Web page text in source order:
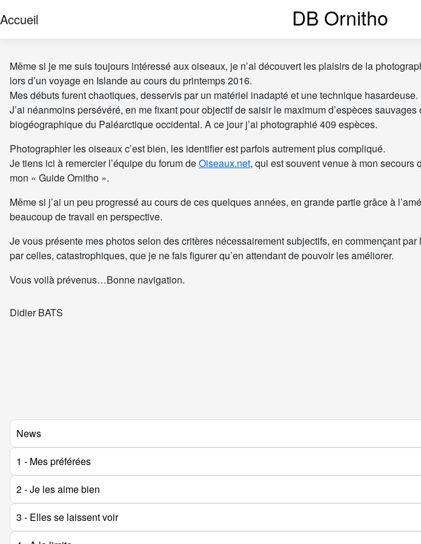
Accueil DB Ornitho
Même si je me suis toujours intéressé aux oiseaux, je n’ai découvert les plaisirs de la
lors d’un voyage en Islande au cours du printemps 2016.
Mes débuts furent chaotiques, desservis par un matériel inadapté et une technique hasardeuse.
J’ai néanmoins persévéré, en me fixant pour objectif de saisir le maximum d’espèces
biogéographique du Paléarctique occidental. A ce jour j’ai photographié 409 espèces.
Photographier les oiseaux c’est bien, les identifier est parfois autrement plus compliqué.
Je tiens ici à remercier l’équipe du forum deOiseaux.net, qui est souvent venue à mon
mon « Guide Ornitho ».
Même si j’ai un peu progressé au cours de ces quelques années, en grande partie grâce à
beaucoup de travail en perspective.
Je vous présente mes photos selon des critères nécessairement subjectifs, en commençant
par celles, catastrophiques, que je ne fais figurer qu’en attendant de pouvoir les améliorer.
Vous voilà prévenus…Bonne navigation.
Didier BATS
News
1 - Mes préférées
2 - Je les aime bien
3 - Elles se laissent voir